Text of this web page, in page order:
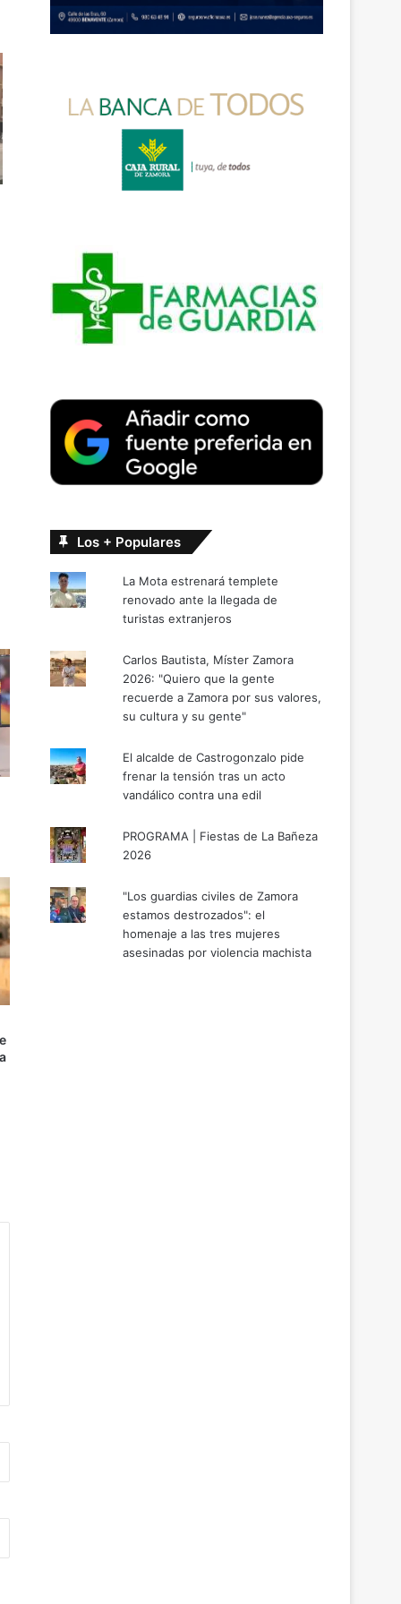
Los + Populares
La Mota estrenará templete
renovado ante la llegada de
turistas extranjeros
Carlos Bautista, Míster Zamora
2026: "Quiero que la gente
recuerde a Zamora por sus valores,
su cultura y su gente"
El alcalde de Castrogonzalo pide
frenar la tensión tras un acto
vandálico contra una edil
PROGRAMA | Fiestas de La Bañeza
2026
"Los guardias civiles de Zamora
estamos destrozados": el
homenaje a las tres mujeres
asesinadas por violencia machista